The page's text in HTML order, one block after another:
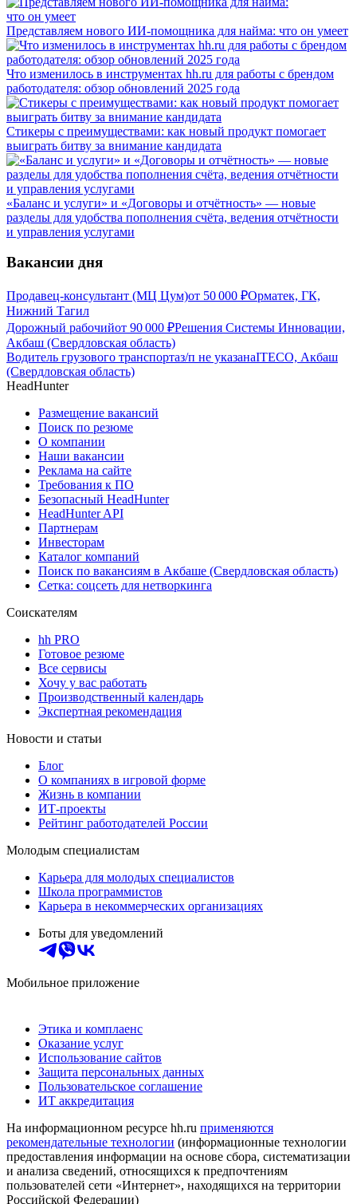
Представляем нового ИИ-помощника для найма: что он умеет
Что изменилось в инструментах hh.ru для работы с брендом
работодателя: обзор обновлений 2025 года
Стикеры с преимуществами: как новый продукт помогает
выиграть битву за внимание кандидата
«Баланс и услуги» и «Договоры и отчётность» — новые
разделы для удобства пополнения счёта, ведения отчётности
и управления услугами
Вакансии дня
Продавец-консультант (МЦ Цум)от 50 000 ₽Орматек, ГК,
Нижний Тагил
Дорожный рабочийот 90 000 ₽Решения Системы Инновации,
Акбаш (Свердловская область)
Водитель грузового транспортаз/п не указанаITECO, Акбаш
(Свердловская область)
HeadHunter
Размещение вакансий
Поиск по резюме
О компании
Наши вакансии
Реклама на сайте
Требования к ПО
Безопасный HeadHunter
HeadHunter API
Партнерам
Инвесторам
Каталог компаний
Поиск по вакансиям в Акбаше (Свердловская область)
Сетка: соцсеть для нетворкинга
Соискателям
hh PRO
Готовое резюме
Все сервисы
Хочу у вас работать
Производственный календарь
Экспертная рекомендация
Новости и статьи
Блог
О компаниях в игровой форме
Жизнь в компании
ИТ-проекты
Рейтинг работодателей России
Молодым специалистам
Карьера для молодых специалистов
Школа программистов
Карьера в некоммерческих организациях
Боты для уведомлений
Мобильное приложение
Этика и комплаенс
Оказание услуг
Использование сайтов
Защита персональных данных
Пользовательское соглашение
ИТ аккредитация
На информационном ресурсе hh.ru применяются
рекомендательные технологии (информационные технологии
предоставления информации на основе сбора, систематизации
и анализа сведений, относящихся к предпочтениям
пользователей сети «Интернет», находящихся на территории
Российской Федерации)